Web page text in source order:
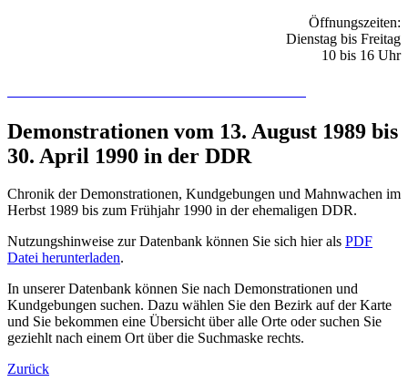
Öffnungszeiten:
Dienstag bis Freitag
10 bis 16 Uhr
Demonstrationen vom 13. August 1989 bis
30. April 1990 in der DDR
Chronik der Demonstrationen, Kundgebungen und Mahnwachen im
Herbst 1989 bis zum Frühjahr 1990 in der ehemaligen DDR.
Nutzungshinweise zur Datenbank können Sie sich hier als PDF
Datei herunterladen.
In unserer Datenbank können Sie nach Demonstrationen und
Kundgebungen suchen. Dazu wählen Sie den Bezirk auf der Karte
und Sie bekommen eine Übersicht über alle Orte oder suchen Sie
geziehlt nach einem Ort über die Suchmaske rechts.
Zurück